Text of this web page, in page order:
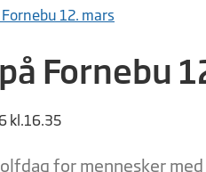
12. mars
Fornebu
kl.16.35
for mennesker